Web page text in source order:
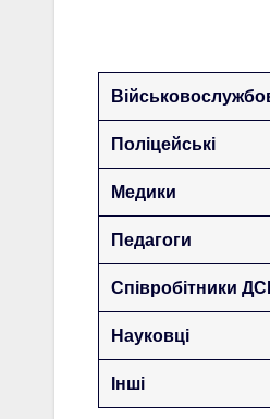
Поліцейські
Медики
Педагоги
Співробітники
Науковці
Інші